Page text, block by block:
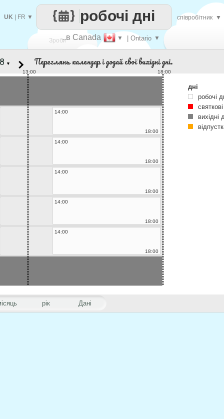
Зроби..в Canada ▼ | Ontario ▼
робочі дні
UK FR ▼ співробітник ▼
рік Дані
▼ Переглянь календар і додай свої вихідні дні.
13:00 18:00
14:00
18:00
14:00
18:00
14:00
18:00
14:00
18:00
14:00
18:00
дні
робочі
вихідні